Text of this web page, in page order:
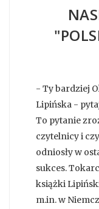
- Ty bardziej
Lipińska -
To pytanie
czytelnicy i
odniosły w
sukces.
książki
m.in. w